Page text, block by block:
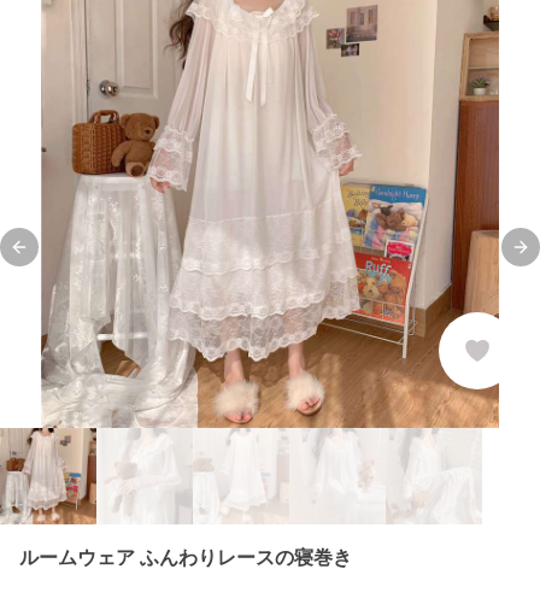
Previous slide
ルームウェア ふんわりレースの寝巻き